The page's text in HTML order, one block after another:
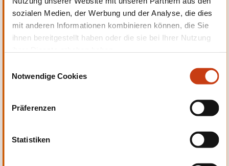
sozialen Medien, der Werbung und der Analyse, die dies
mit anderen Informationen kombinieren können, die Sie
ihnen bereitgestellt haben oder die sie bei Ihrer Nutzung
Notwendige Cookies
Präferenzen
Statistiken
Entwicklung